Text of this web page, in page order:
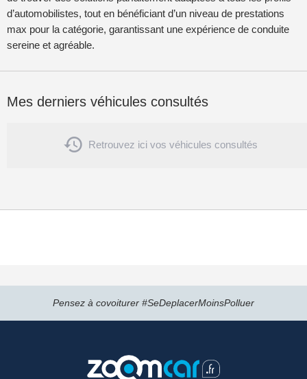
d’automobilistes, tout en bénéficiant d’un niveau de prestations
max pour la catégorie, garantissant une expérience de conduite
sereine et agréable.
Mes derniers véhicules consultés
 Retrouvez ici vos véhicules consultés
Pensez à covoiturer #SeDeplacerMoinsPolluer